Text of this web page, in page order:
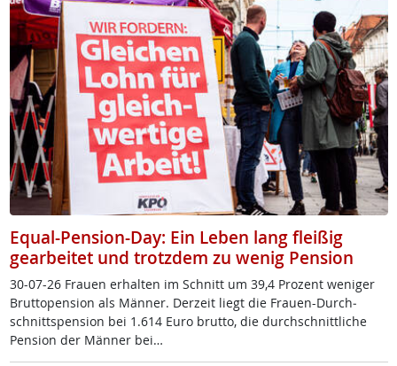
Equal-Pension-Day: Ein Leben lang fleißig
gearbeitet und trotzdem zu wenig Pension
30-07-26 Frau­en er­hal­ten im Schnitt um 39,4 Pro­zent we­ni­ger
Brut­to­pen­si­on als Män­ner. Der­zeit liegt die Frau­en-Durch­
schnitt­s­pen­si­on bei 1.614 Eu­ro brut­to, die durch­schnitt­li­che
Pen­si­on der Män­ner bei…